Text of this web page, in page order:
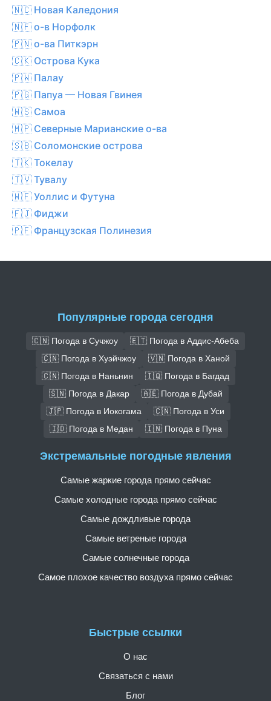
🇳🇨 Новая Каледония
🇳🇫 о-в Норфолк
🇵🇳 о-ва Питкэрн
🇨🇰 Острова Кука
🇵🇼 Палау
🇵🇬 Папуа — Новая Гвинея
🇼🇸 Самоа
🇲🇵 Северные Марианские о-ва
🇸🇧 Соломонские острова
🇹🇰 Токелау
🇹🇻 Тувалу
🇼🇫 Уоллис и Футуна
🇫🇯 Фиджи
🇵🇫 Французская Полинезия
Популярные города сегодня
🇨🇳 Погода в Сучжоу
🇪🇹 Погода в Аддис-Абеба
🇨🇳 Погода в Хуэйчжоу
🇻🇳 Погода в Ханой
🇨🇳 Погода в Наньнин
🇮🇶 Погода в Багдад
🇸🇳 Погода в Дакар
🇦🇪 Погода в Дубай
🇯🇵 Погода в Иокогама
🇨🇳 Погода в Уси
🇮🇩 Погода в Медан
🇮🇳 Погода в Пуна
Быстрые ссылки
О нас
Связаться с нами
Блог
Экстремальные погодные явления
Самые жаркие города прямо сейчас
Самые холодные города прямо сейчас
Самые дождливые города
Самые ветреные города
Самые солнечные города
Самое плохое качество воздуха прямо сейчас